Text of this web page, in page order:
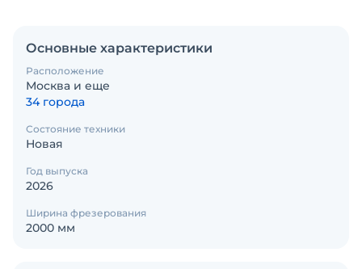
Основные характеристики
Расположение
Москва и еще
34 города
Состояние техники
Новая
Год выпуска
2026
Ширина фрезерования
2000 мм